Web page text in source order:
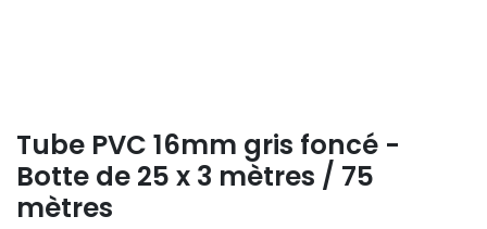
Tube PVC 16mm gris foncé -
Botte de 25 x 3 mètres / 75
mètres